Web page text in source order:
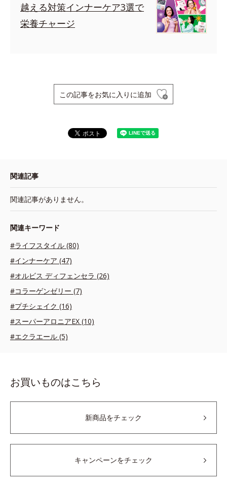
越える対策インナーケア3選で
栄養チャージ
この記事をお気に入りに追加
関連記事
関連記事がありません。
関連キーワード
#ライフスタイル (80)
#インナーケア (47)
#オルビス ディフェンセラ (26)
#コラーゲンゼリー (7)
#プチシェイク (16)
#スーパーアロニアEX (10)
#エクラエール (5)
お買いものはこちら
新商品をチェック
キャンペーンをチェック